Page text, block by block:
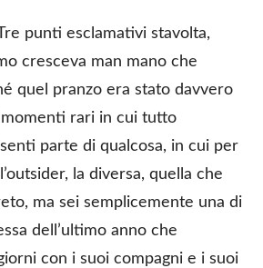
punti esclamativi stavolta,
cresceva man mano che
quel pranzo era stato davvero
rari in cui tutto
parte di qualcosa, in cui per
la diversa, quella che
ma sei semplicemente una di
dell’ultimo anno che
con i suoi compagni e i suoi